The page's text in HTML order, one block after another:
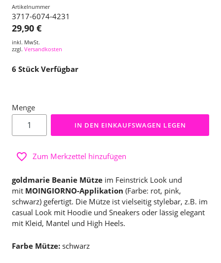
Artikelnummer
3717-6074-4231
29,90 €
inkl. MwSt.
zzgl. Versandkosten
6 Stück Verfügbar
Menge
IN DEN EINKAUFSWAGEN LEGEN
Zum Merkzettel hinzufügen
goldmarie Beanie Mütze im Feinstrick Look und
mit MOINGIORNO-Applikation (Farbe: rot, pink,
schwarz) gefertigt. Die Mütze ist vielseitig stylebar, z.B. im
casual Look mit Hoodie und Sneakers oder lässig elegant
mit Kleid, Mantel und High Heels.
Farbe Mütze: schwarz